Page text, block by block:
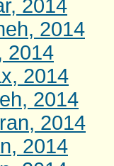
2014
2014
2014
2014
2014
2014
2014